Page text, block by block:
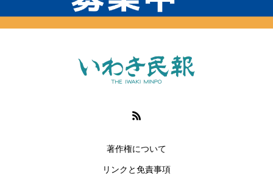
著作権について
リンクと免責事項